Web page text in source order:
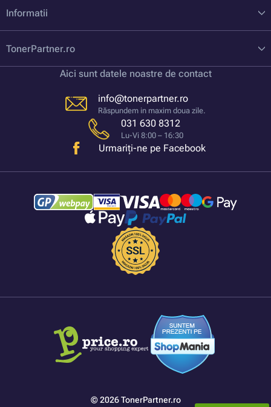
Informatii
TonerPartner.ro
Aici sunt datele noastre de contact
info@tonerpartner.ro
Răspundem in maxim doua zile.
031 630 8312
Lu-Vi 8:00 – 16:30
Urmariți-ne pe Facebook
© 2026 TonerPartner.ro